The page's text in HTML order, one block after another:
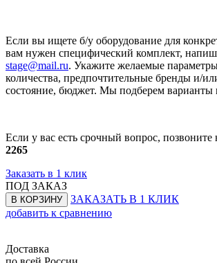
Если вы ищете б/у оборудование для
вам нужен специфический комплект,
stage@mail.ru. Укажите желаемые
количества, предпочтительные бренды и/
состояние, бюджет. Мы подберем варианты
Если у вас есть срочный вопрос, позвоните
2265
Заказать в 1 клик
ПОД ЗАКАЗ
В КОРЗИНУ
ЗАКАЗАТЬ В 1 КЛИК
добавить к сравнению
Доставка